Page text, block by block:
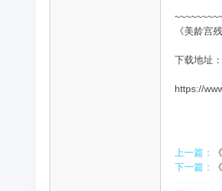
《美龄宫
下载地址：
https://
上一篇：
下一篇：